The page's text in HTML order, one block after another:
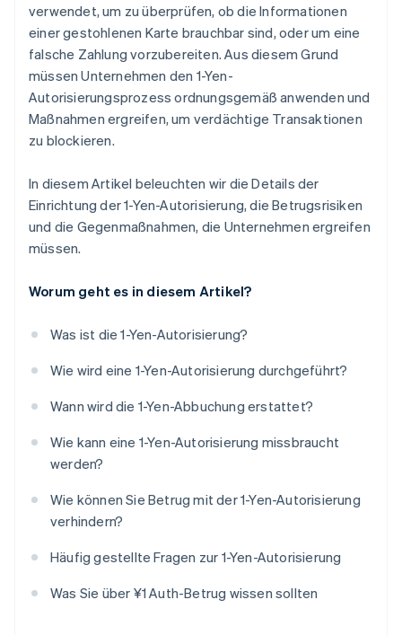
verwendet, um zu überprüfen, ob die Informationen
einer gestohlenen Karte brauchbar sind, oder um eine
falsche Zahlung vorzubereiten. Aus diesem Grund
müssen Unternehmen den 1-Yen-
Autorisierungsprozess ordnungsgemäß anwenden und
Maßnahmen ergreifen, um verdächtige Transaktionen
zu blockieren.
In diesem Artikel beleuchten wir die Details der
Einrichtung der 1-Yen-Autorisierung, die Betrugsrisiken
und die Gegenmaßnahmen, die Unternehmen ergreifen
müssen.
Worum geht es in diesem Artikel?
Was ist die 1-Yen-Autorisierung?
Wie wird eine 1-Yen-Autorisierung durchgeführt?
Wann wird die 1-Yen-Abbuchung erstattet?
Wie kann eine 1-Yen-Autorisierung missbraucht
werden?
Wie können Sie Betrug mit der 1-Yen-Autorisierung
verhindern?
Häufig gestellte Fragen zur 1-Yen-Autorisierung
Was Sie über ¥1 Auth-Betrug wissen sollten